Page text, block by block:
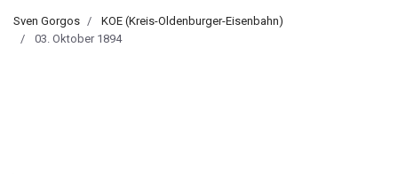
Sven Gorgos
KOE (Kreis-Oldenburger-Eisenbahn)
03. Oktober 1894